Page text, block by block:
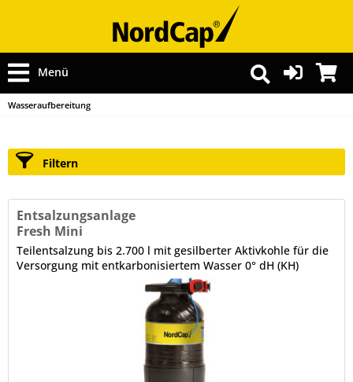
Menü
Wasseraufbereitung
Filtern
Entsalzungsanlage
Fresh Mini
Teilentsalzung bis 2.700 l mit gesilberter Aktivkohle für die
Versorgung mit entkarbonisiertem Wasser 0° dH (KH)